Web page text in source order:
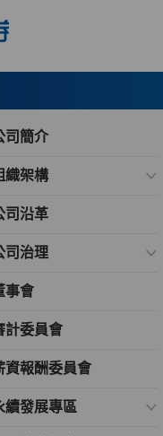
司簡介
織架構
司沿革
司治理
事會
計委員會
資報酬委員會
續發展專區